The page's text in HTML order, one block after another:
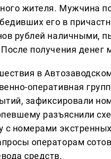
жителя. Мужчина
его в
рублей наличными,
получения
в
оперативная
зафиксировали
разъяснили
с номерами
операторам
средств.